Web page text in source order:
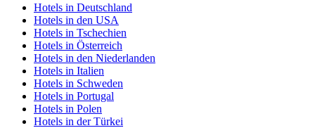
Hotels in Deutschland
Hotels in den USA
Hotels in Tschechien
Hotels in Österreich
Hotels in den Niederlanden
Hotels in Italien
Hotels in Schweden
Hotels in Portugal
Hotels in Polen
Hotels in der Türkei